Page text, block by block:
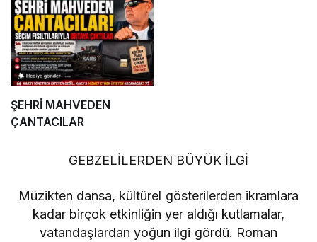
ŞEHRİ MAHVEDEN
ÇANTACILAR
GEBZELİLERDEN BÜYÜK İLGİ
Müzikten dansa, kültürel gösterilerden ikramlara
kadar birçok etkinliğin yer aldığı kutlamalar,
vatandaşlardan yoğun ilgi gördü. Roman